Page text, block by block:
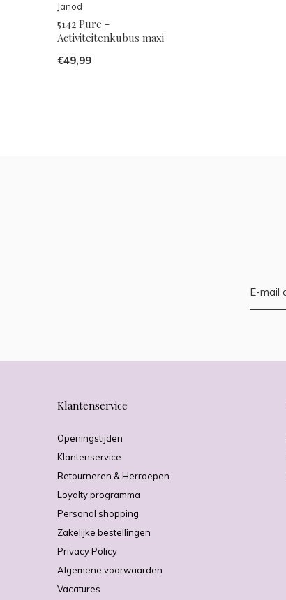
Janod
5142 Pure -
Activiteitenkubus maxi
€49,99
Klantenservice
Openingstijden
Klantenservice
Retourneren & Herroepen
Loyalty programma
Personal shopping
Zakelijke bestellingen
Privacy Policy
Algemene voorwaarden
Vacatures